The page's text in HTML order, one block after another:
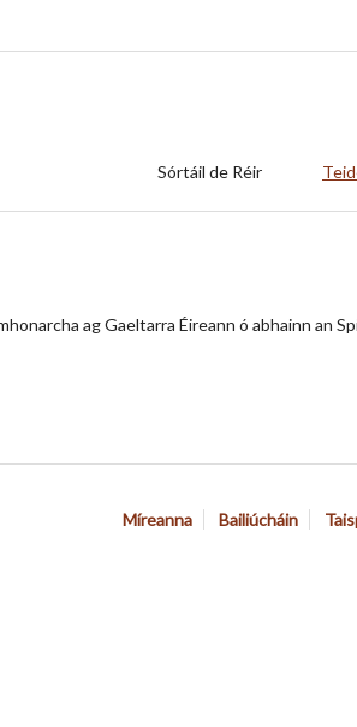
Sórtáil de Réir
ag Gaeltarra Éireann ó abhainn an
Míreanna Bailiúcháin